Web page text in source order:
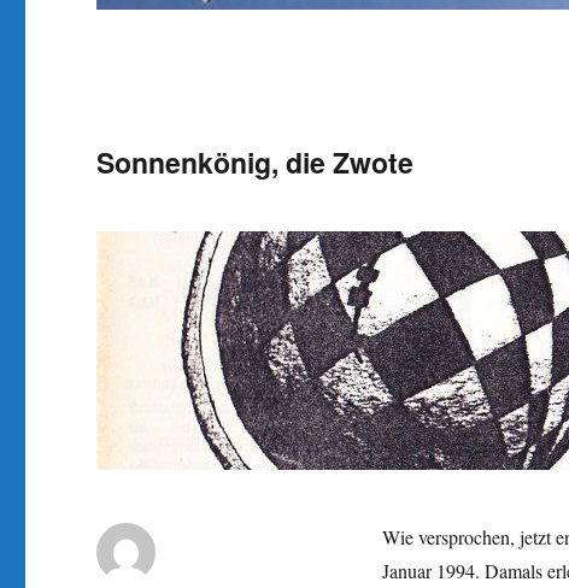
Sonnenkönig, die Zwote
Wie versprochen, jetzt
Januar 1994. Damals